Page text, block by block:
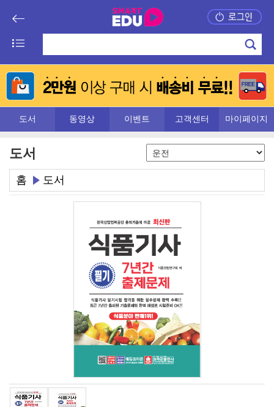
도서 동영상 이벤트 고객센터 마이페이지
도서
홈 도서